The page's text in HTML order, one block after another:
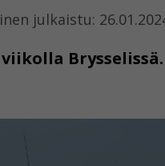
julkaistu: